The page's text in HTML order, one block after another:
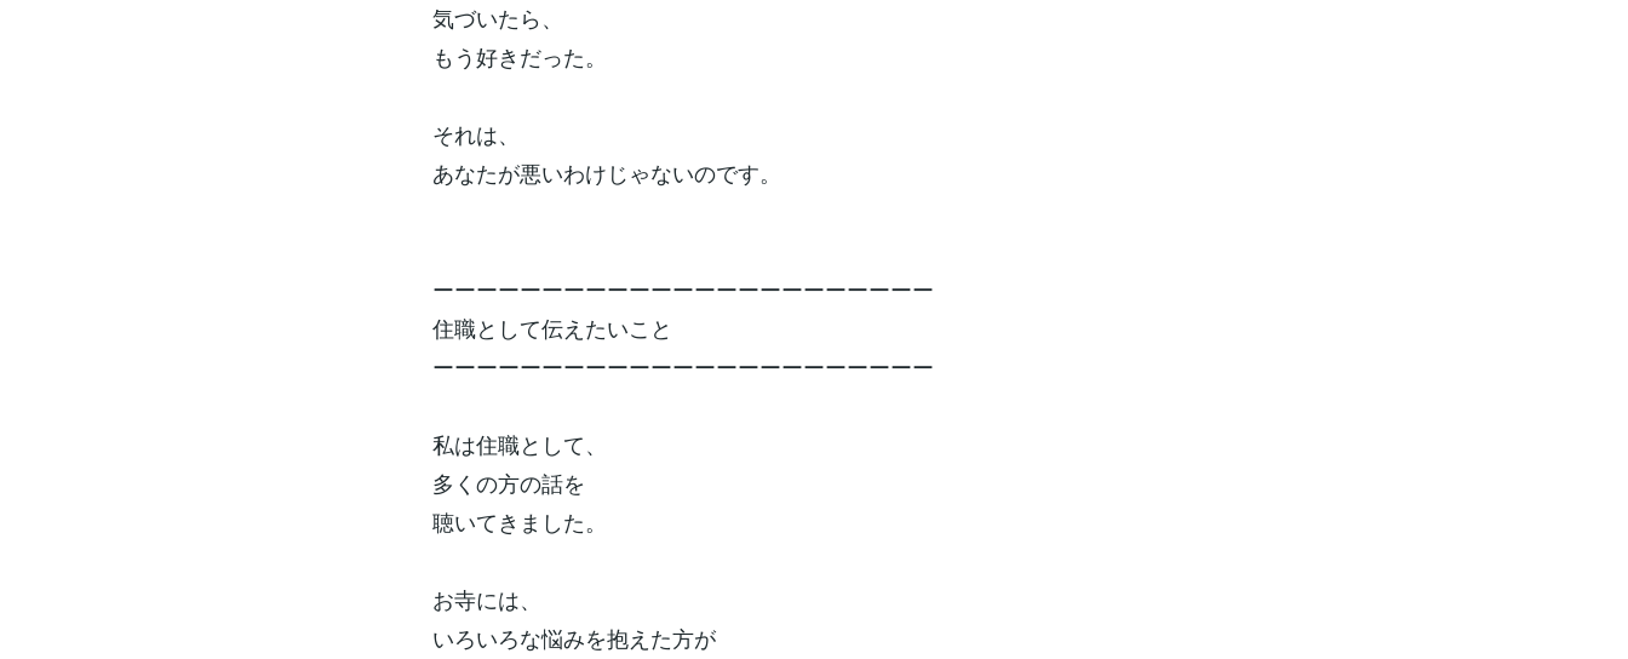
気づいたら、
もう好きだった。
それは、
あなたが悪いわけじゃないのです。
ーーーーーーーーーーーーーーーーーーーーーーー
住職として伝えたいこと
ーーーーーーーーーーーーーーーーーーーーーーー
私は住職として、
多くの方の話を
聴いてきました。
お寺には、
いろいろな悩みを抱えた方が